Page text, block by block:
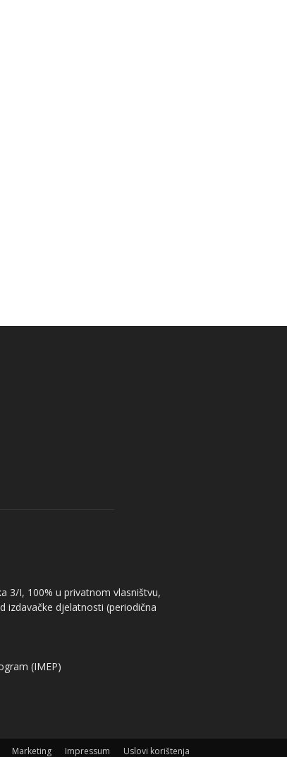
3/I, 100% u privatnom vlasništvu,
izdavačke djelatnosti (periodična
(IMEP)
Marketing Impressum Uslovi korištenja